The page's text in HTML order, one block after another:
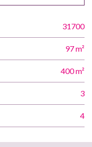
31700
97 m²
400 m²
3
4